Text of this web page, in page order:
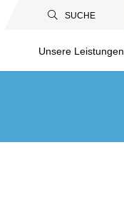
SUCHE
Unsere Leistungen